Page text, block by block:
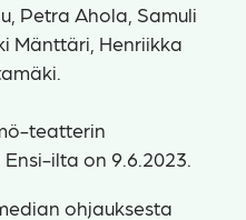
Petra Ahola, Samuli
Mänttäri, Henriikka
teatterin
ilta on 9.6.2023.
ohjauksesta